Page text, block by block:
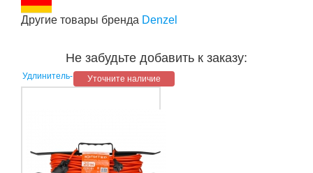
Другие товары бренда Denzel
Не забудьте добавить к заказу:
Уточните наличие
Удлинитель-